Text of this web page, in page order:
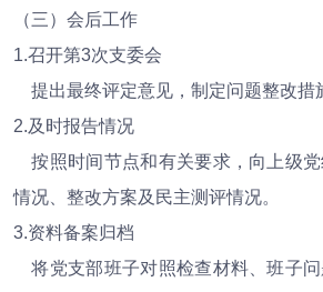
（三）会后工作
1.召开第3次支委会
提出最终评定意见，制定问题整改措
2.及时报告情况
按照时间节点和有关要求，向上级
情况、整改方案及民主测评情况。
3.资料备案归档
将党支部班子对照检查材料、班子